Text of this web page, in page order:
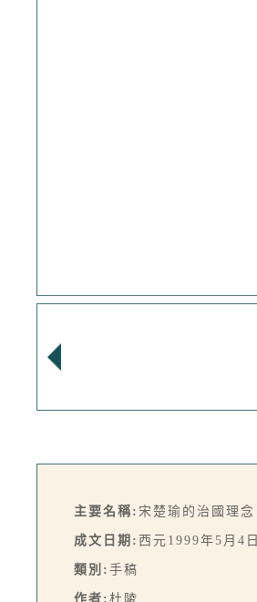
主要名稱: 宋楚瑜的治國理念
成文日期: 西元1999年5月4日
類別: 手稿
作者: 杜陵